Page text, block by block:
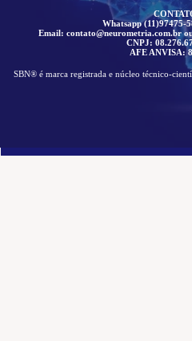
Whatsapp (11)97475-
Email: contato@neurometria.com.br
CNPJ:
AFE ANVISA:
SBN® é marca registrada e núcleo técnico-